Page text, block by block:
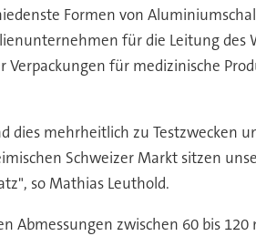
Formen von
für die Leitung des
für medizinische
dies mehrheitlich zu Testzwecken
Schweizer Markt sitzen
so Mathias Leuthold.
Abmessungen zwischen 60 bis 120